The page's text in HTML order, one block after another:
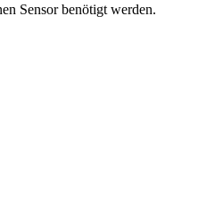
Sensor benötigt werden.